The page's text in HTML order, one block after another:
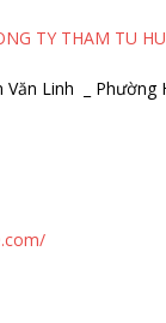
TY THAM TU
Văn Linh _ Phường